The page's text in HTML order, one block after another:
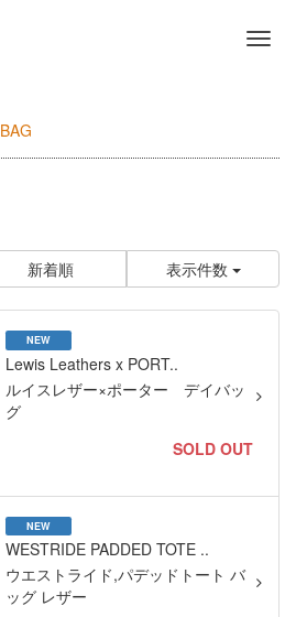
BAG
新着順 表示件数
NEW
Lewis Leathers x PORT..
ルイスレザー×ポーター デイバッ
グ
SOLD OUT
NEW
WESTRIDE PADDED TOTE ..
ウエストライド,パデッドトート バ
ッグ レザー